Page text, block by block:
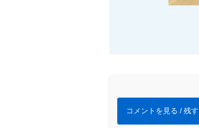
コメントを見る / 残す